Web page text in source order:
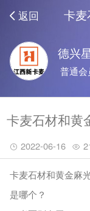
返回
德兴
普通会
卡麦石材和黄
2022-06-16
卡麦石材和黄金麻
是哪个？